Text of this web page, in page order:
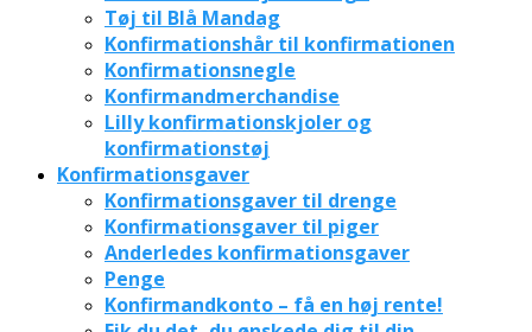
Tøj til Blå Mandag
Konfirmationshår til konfirmationen
Konfirmationsnegle
Konfirmandmerchandise
Lilly konfirmationskjoler og
konfirmationstøj
Konfirmationsgaver
Konfirmationsgaver til drenge
Konfirmationsgaver til piger
Anderledes konfirmationsgaver
Penge
Konfirmandkonto – få en høj rente!